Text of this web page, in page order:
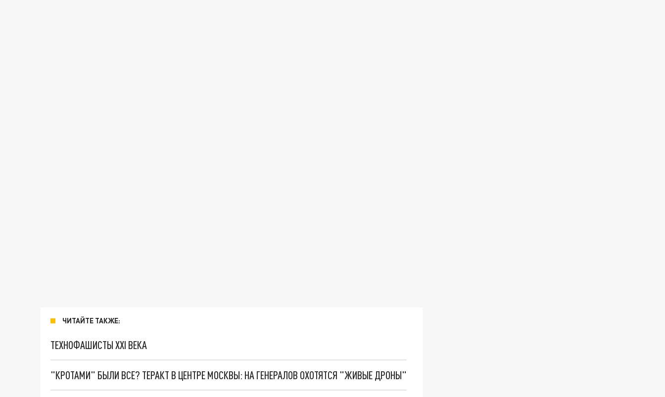
ЧИТАЙТЕ ТАКЖЕ:
ТЕХНОФАШИСТЫ XXI ВЕКА
"КРОТАМИ" БЫЛИ ВСЕ? ТЕРАКТ В ЦЕНТРЕ МОСКВЫ: НА ГЕНЕРАЛОВ ОХОТЯТСЯ "ЖИВЫЕ ДРОНЫ"